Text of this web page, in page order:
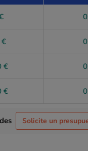
€
€
Solicite un